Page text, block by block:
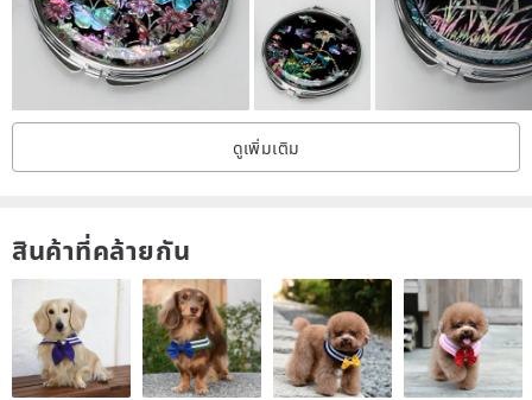
★ For other important notes, please read the "Studio Story" on the
right in detail.
★ The production lead time is 14 working days. International mail
/ Size /
Please refer to Figure 5.
The little charm, including the tassel and question mark hook, is
approximately 8cm.
ดูเพิ่มเติม
สินค้าที่คล้ายกัน